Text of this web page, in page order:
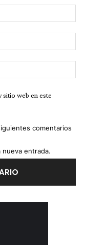
web en este
comentarios
entrada.